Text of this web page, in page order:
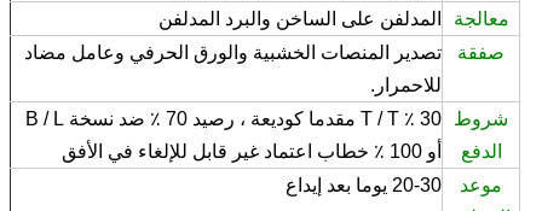
معالجة
المدلفن على الساخن والبرد المدلفن
صفقة
تصدير المنصات الخشبية والورق الحرفي وعامل مضاد
للاحمرار.
شروط
الدفع
30 ٪ T / T مقدما كوديعة ، رصيد 70 ٪ ضد نسخة B / L
أو 100 ٪ خطاب اعتماد غير قابل للإلغاء في الأفق
موعد
20-30 يوما بعد إيداع